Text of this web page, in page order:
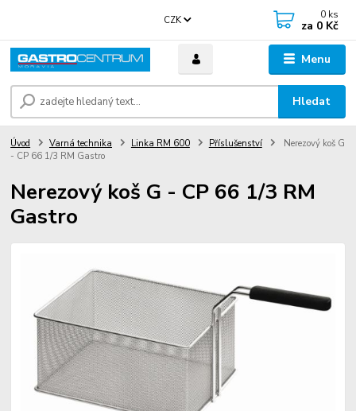
Menu
CZK
Hledat
0 ks
za 0 Kč
Úvod Varná technika Linka RM 600 Příslušenství
Nerezový koš G
- CP 66 1/3 RM Gastro
Nerezový koš G - CP 66 1/3 RM
Gastro